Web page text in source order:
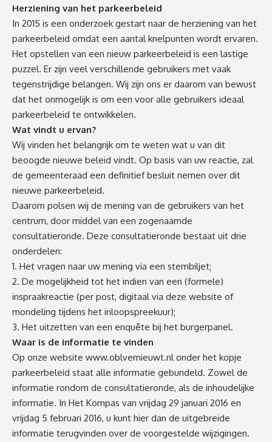
Herziening van het parkeerbeleid
In 2015 is een onderzoek gestart naar de herziening van het
parkeerbeleid omdat een aantal knelpunten wordt ervaren.
Het opstellen van een nieuw parkeerbeleid is een lastige
puzzel. Er zijn veel verschillende gebruikers met vaak
tegenstrijdige belangen. Wij zijn ons er daarom van bewust
dat het onmogelijk is om een voor alle gebruikers ideaal
parkeerbeleid te ontwikkelen.
Wat vindt u ervan?
Wij vinden het belangrijk om te weten wat u van dit
beoogde nieuwe beleid vindt. Op basis van uw reactie, zal
de gemeenteraad een definitief besluit nemen over dit
nieuwe parkeerbeleid.
Daarom polsen wij de mening van de gebruikers van het
centrum, door middel van een zogenaamde
consultatieronde. Deze consultatieronde bestaat uit drie
onderdelen:
1. Het vragen naar uw mening via een stembiljet;
2. De mogelijkheid tot het indien van een (formele)
inspraakreactie (per post, digitaal via deze website of
mondeling tijdens het inloopspreekuur);
3. Het uitzetten van een enquête bij het burgerpanel.
Waar is de informatie te vinden
Op onze website www.oblvernieuwt.nlonder het kopje
parkeerbeleid staat alle informatie gebundeld. Zowel de
informatie rondom de consultatieronde, als de inhoudelijke
informatie. In Het Kompas van vrijdag 29 januari 2016 en
vrijdag 5 februari 2016, u kunt hier dan de uitgebreide
informatie terugvinden over de voorgestelde wijzigingen.